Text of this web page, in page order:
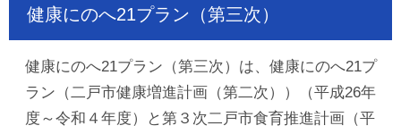
健康にのへ21プラン（第三次）
健康にのへ21プラン（第三次）は、健康にのへ21プ
ラン（二戸市健康増進計画（第二次））（平成26年
度～令和４年度）と第３次二戸市食育推進計画（平